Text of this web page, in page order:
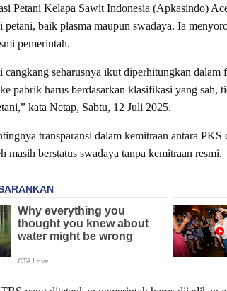
Petani Kelapa Sawit Indonesia (Apkasindo)
petani, baik plasma maupun swadaya. Ia
pemerintah.
cangkang seharusnya ikut diperhitungkan
pabrik harus berdasarkan klasifikasi yang sah,
kata Netap, Sabtu, 12 Juli 2025.
transparansi dalam kemitraan antara
masih berstatus swadaya tanpa kemitraan resmi.